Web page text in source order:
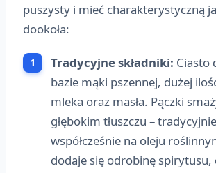
puszysty i mieć charakterystyczną
dookoła:
Tradycyjne składniki: Ciasto
bazie mąki pszennej, dużej
mleka oraz masła. Pączki
głębokim tłuszczu –
współcześnie na oleju
dodaje się odrobinę spirytusu,